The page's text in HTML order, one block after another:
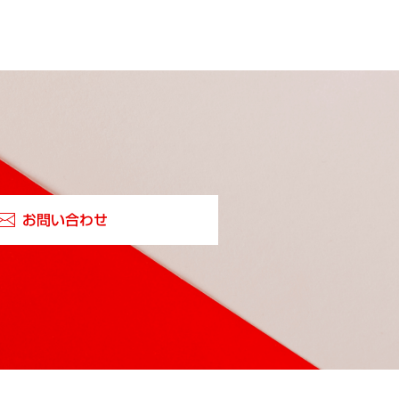
お問い合わせ